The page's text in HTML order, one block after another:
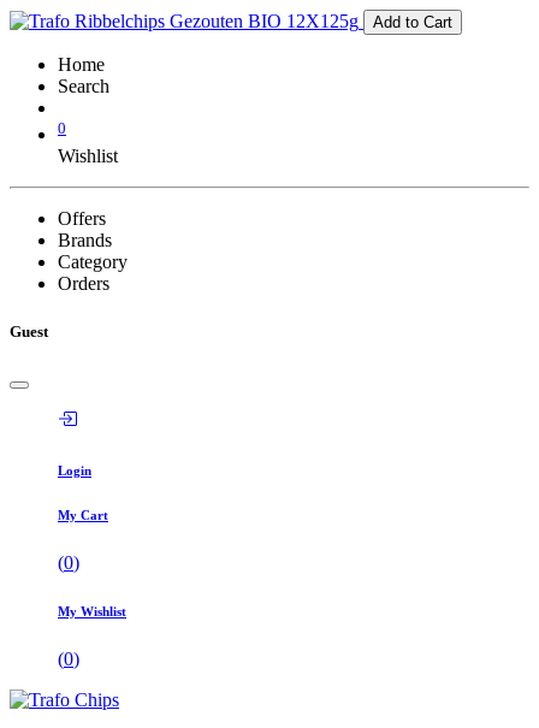
Add to Cart
Home
Search
0
Wishlist
Offers
Brands
Category
Orders
Guest
Login
My Cart
(0)
My Wishlist
(0)